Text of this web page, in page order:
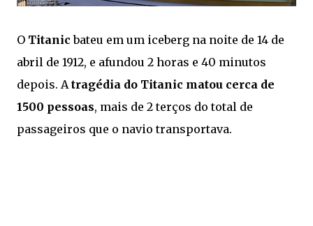
O Titanic bateu em um iceberg na noite de 14 de
abril de 1912, e afundou 2 horas e 40 minutos
depois. A tragédia do Titanic matou cerca de
1500 pessoas, mais de 2 terços do total de
passageiros que o navio transportava.